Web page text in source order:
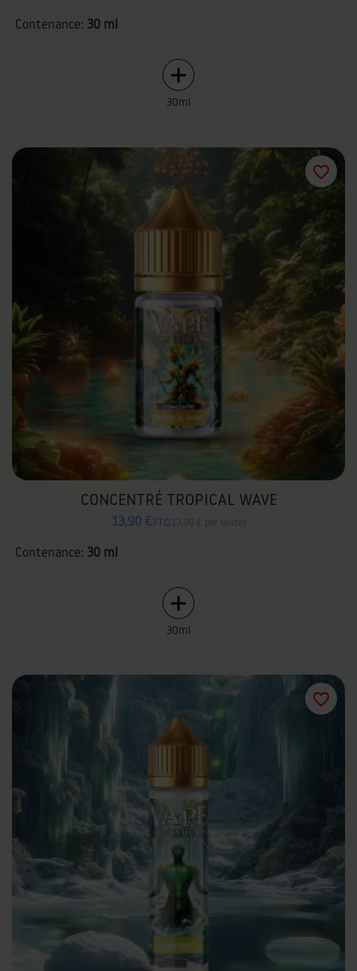
Contenance: 30 ml
30ml
CONCENTRÉ TROPICAL WAVE
13,90 € TTC 13,90 € par unité
Contenance: 30 ml
30ml
favorite_border
favorite_border